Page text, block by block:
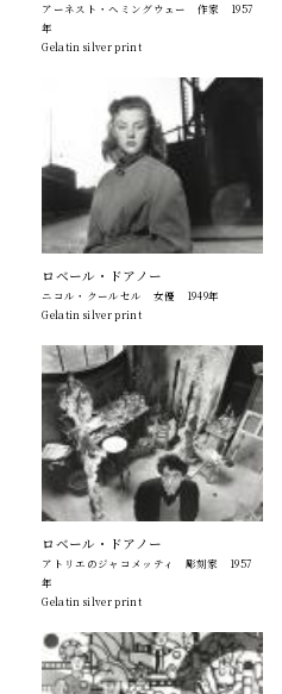
アーネスト・ヘミングウェー 作家 1957
年
Gelatin silver print
ロベール・ドアノー
ニコル・クールセル 女優 1949年
Gelatin silver print
ロベール・ドアノー
アトリエのジャコメッティ 彫刻家 1957
年
Gelatin silver print